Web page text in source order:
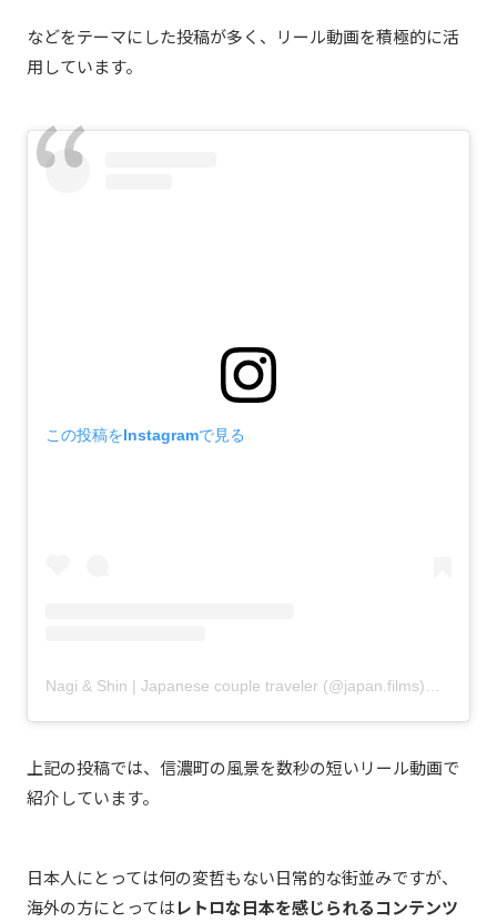
などをテーマにした投稿が多く、リール動画を積極的に活
用しています。
この投稿をInstagramで見る
Nagi & Shin | Japanese couple traveler (@japan.films)がシェアした投稿
上記の投稿では、信濃町の風景を数秒の短いリール動画で
紹介しています。
日本人にとっては何の変哲もない日常的な街並みですが、
海外の方にとってはレトロな日本を感じられるコンテンツ